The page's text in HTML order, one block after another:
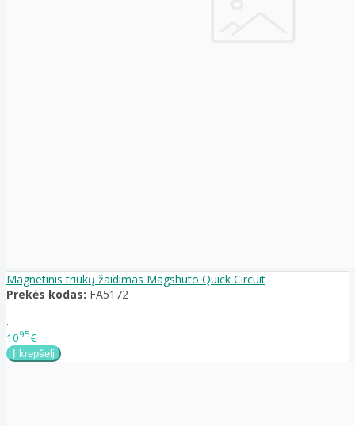
Magnetinis triukų žaidimas Magshuto Quick Circuit
Prekės kodas: FA5172
..
1095€